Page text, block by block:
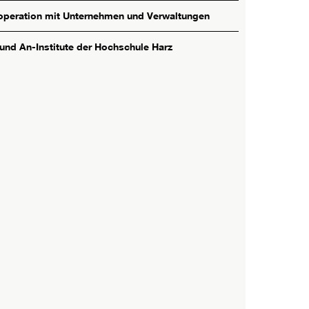
mit Unternehmen und Verwaltungen
An-Institute der Hochschule Harz